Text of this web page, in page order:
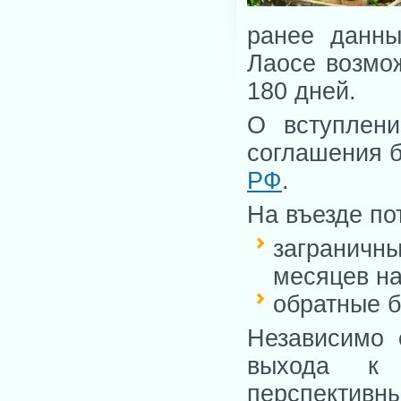
ранее
Лаосе
180 дней.
О
соглашения
РФ.
На въезде
месяцев
обратные
Независимо
выхода к